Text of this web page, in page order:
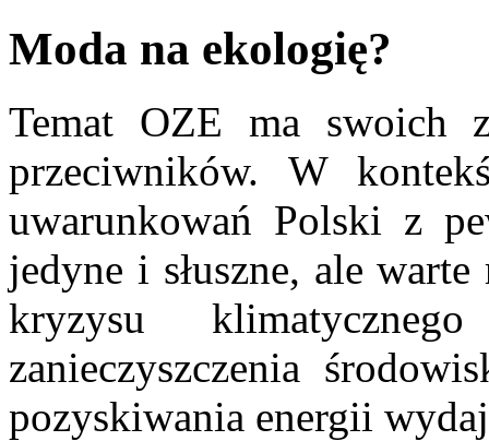
Moda na ekologię?
Temat OZE ma swoich
przeciwników. W
uwarunkowań Polski z
jedyne i słuszne, ale
kryzysu
zanieczyszczenia
pozyskiwania energii